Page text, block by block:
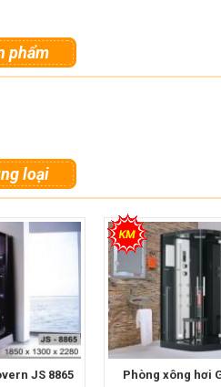
phẩm
loại
JS 8865 Phòng xông hơi